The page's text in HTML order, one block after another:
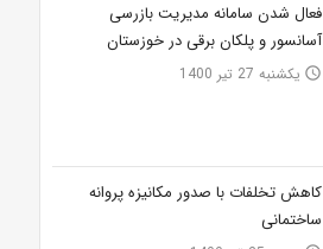
فعال شدن سامانه مدیریت بازرسی
آسانسور و پلکان برقی در خوزستان
access_time یکشنبه 27 تیر 1400
کاهش تخلفات با صدور مکانیزه پروانه
ساختمانی